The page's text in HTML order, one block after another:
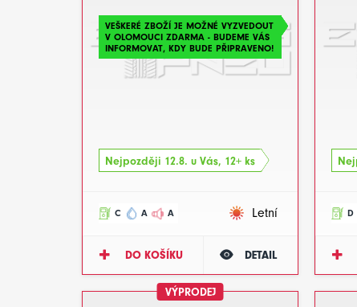
VEŠKERÉ ZBOŽÍ JE MOŽNÉ VYZVEDOUT
V OLOMOUCI ZDARMA - BUDEME VÁS
INFORMOVAT, KDY BUDE PŘIPRAVENO!
Nejpozději 12.8. u Vás, 12+ ks
C A A Letní
DO KOŠÍKU DETAIL
D
VÝPRODEJ